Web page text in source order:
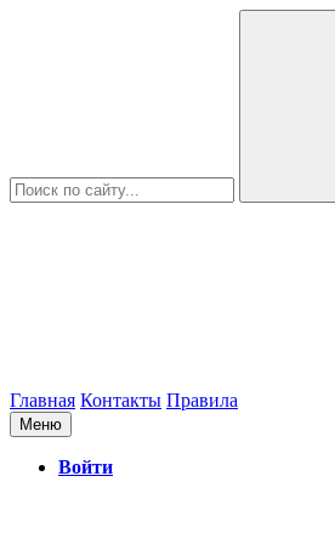
Главная Контакты Правила
Меню
Войти